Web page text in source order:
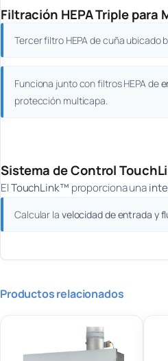
Filtración HEPA Triple para
Tercer filtro HEPA de cuña ubicado
Funciona junto con filtros HEPA de
protección multicapa.
Sistema de Control
ElTouchLink™ proporciona una
Calcular la velocidad de entrada y
Productos relacionados